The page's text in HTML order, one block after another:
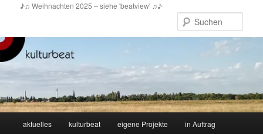
springen
♪♫ Weihnachten 2025 – siehe 'beatview' ♫♪
aktuelles kulturbeat eigene Projekte in Auftrag